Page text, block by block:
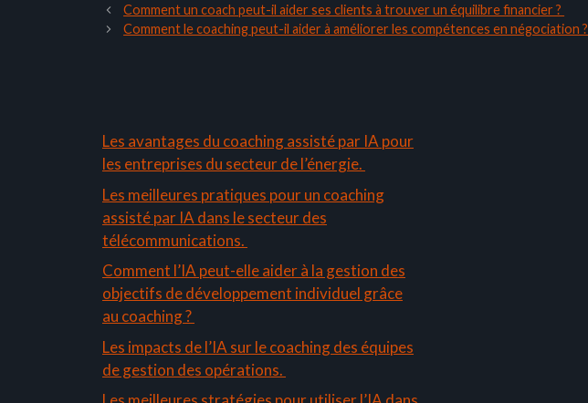
Comment un coach peut-il aider ses clients à trouver un équilibre financier ?
Comment le coaching peut-il aider à améliorer les compétences en négociation ?
Les avantages du coaching assisté par IA pour
les entreprises du secteur de l’énergie.
Les meilleures pratiques pour un coaching
assisté par IA dans le secteur des
télécommunications.
Comment l’IA peut-elle aider à la gestion des
objectifs de développement individuel grâce
au coaching ?
Les impacts de l’IA sur le coaching des équipes
de gestion des opérations.